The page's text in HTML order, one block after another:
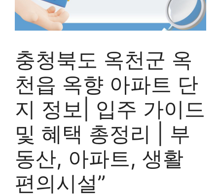
충청북도 옥천군 옥
천읍 옥향 아파트 단
지 정보| 입주 가이드
및 혜택 총정리 | 부
동산, 아파트, 생활
편의시설”